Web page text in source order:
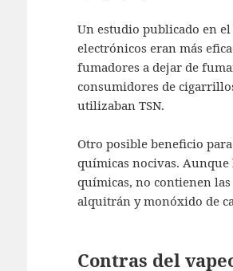
Un estudio publicado en
electrónicos eran más
fumadores a dejar de
consumidores de
utilizaban TSN.
Otro posible beneficio
químicas nocivas.
químicas, no contienen
alquitrán y monóxido de
Contras del